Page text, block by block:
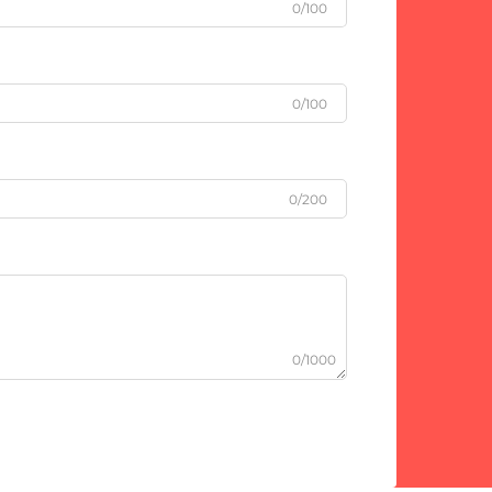
0/100
0/100
0/200
0/1000